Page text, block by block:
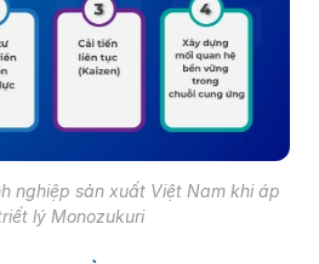
nghiệp sản xuất Việt Nam khi áp
lý Monozukuri